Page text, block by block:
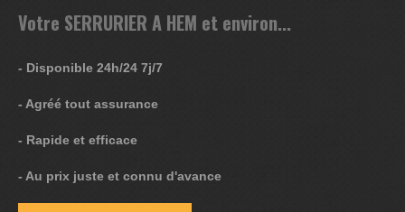
Votre SERRURIER A HEM et environ...
- Disponible 24h/24 7j/7
- Agréé tout assurance
- Rapide et efficace
- Au prix juste et connu d'avance